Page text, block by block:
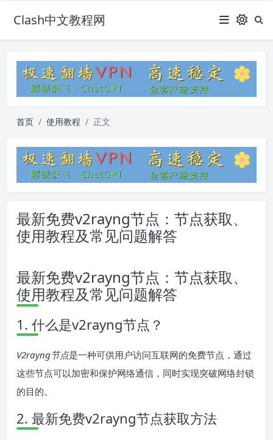
Clash中文教程网
首页 使用教程 正文
最新免费v2rayng节点：节点获取、
使用教程及常见问题解答
最新免费v2rayng节点：节点获取、
使用教程及常见问题解答
1. 什么是v2rayng节点？
V2rayng节点是一种可供用户访问互联网的免费节点，通过
这些节点可以加密和保护网络通信，同时实现突破网络封锁
的目的。
2. 最新免费v2rayng节点获取方法